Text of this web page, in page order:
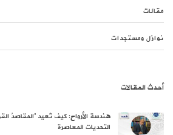
مقالات
نوازل ومستجدات
أحدث المقالات
هندسة الأرواح: كيف تُعيد “المقاصدُ
التحديات المعاصرة